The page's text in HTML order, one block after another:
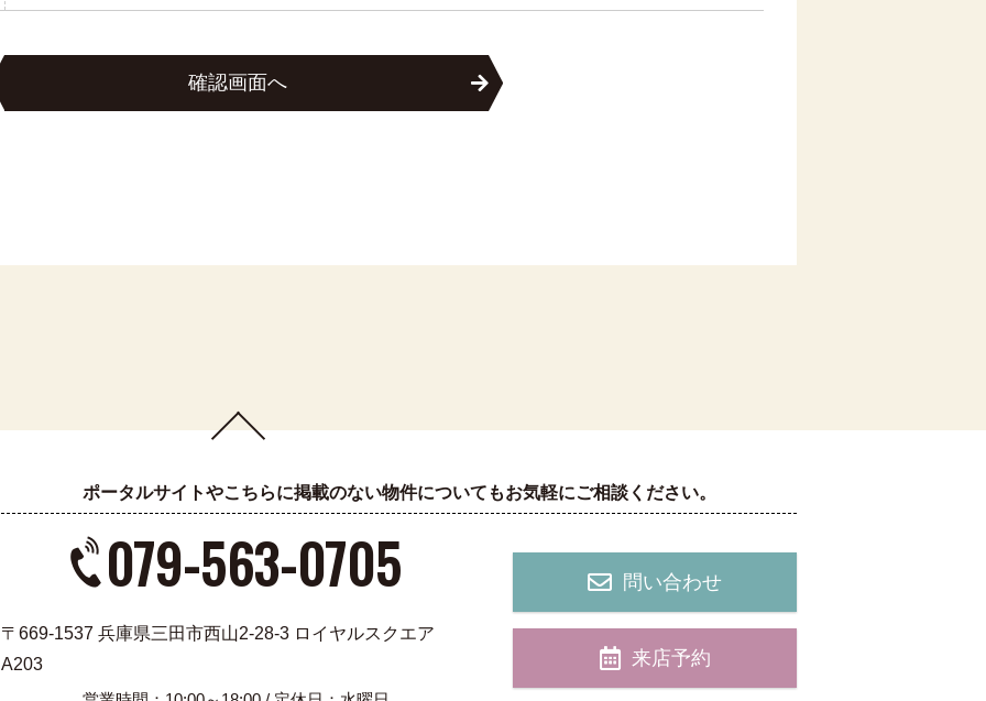
確認画面へ
ポータルサイトやこちらに掲載のない物件についてもお気軽にご相談ください。
079-563-0705
〒669-1537 兵庫県三田市西山2-28-3 ロイヤルスクエア
A203
問い合わせ
来店予約